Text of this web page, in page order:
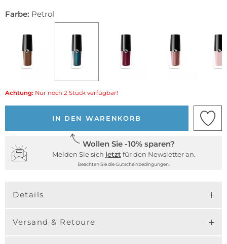
Farbe: Petrol
Achtung: Nur noch 2 Stück verfügbar!
IN DEN WARENKORB
Wollen Sie -10% sparen?
Melden Sie sich jetzt für den Newsletter an.
Beachten Sie die Gutscheinbedingungen.
Details
Versand & Retoure